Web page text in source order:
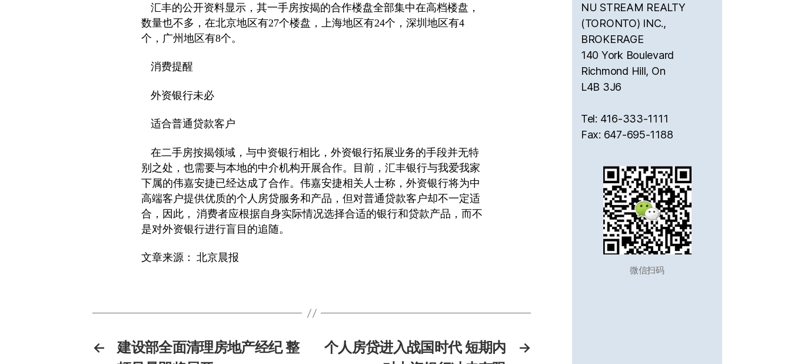
汇丰的公开资料显示，其一手房按揭的合作楼盘全部集中在高档楼盘，
数量也不多，在北京地区有27个楼盘，上海地区有24个，深圳地区有4
个，广州地区有8个。
消费提醒
外资银行未必
适合普通贷款客户
在二手房按揭领域，与中资银行相比，外资银行拓展业务的手段并无特
别之处，也需要与本地的中介机构开展合作。目前，汇丰银行与我爱我家
下属的伟嘉安捷已经达成了合作。伟嘉安捷相关人士称，外资银行将为中
高端客户提供优质的个人房贷服务和产品，但对普通贷款客户却不一定适
合，因此， 消费者应根据自身实际情况选择合适的银行和贷款产品，而不
是对外资银行进行盲目的追随。
文章来源： 北京晨报
←
建设部全面清理房地产经纪 整
→
个人房贷进入战国时代 短期内
NU STREAM REALTY
(TORONTO) INC.,
BROKERAGE
140 York Boulevard
Richmond Hill, On
L4B 3J6
Tel: 416-333-1111
Fax: 647-695-1188
微信扫码